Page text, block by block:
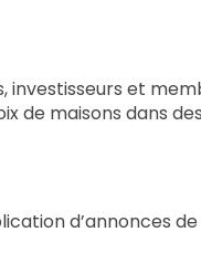
investisseurs et
de maisons dans
d’annonces de